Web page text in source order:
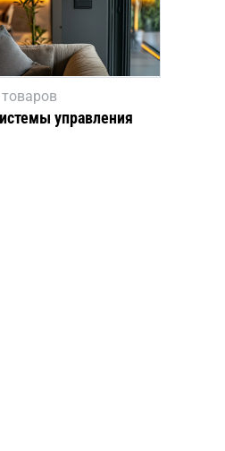
управления